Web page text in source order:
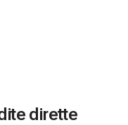
dirette